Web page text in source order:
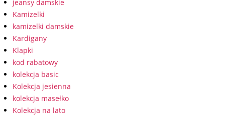
jeansy damskie
Kamizelki
kamizelki damskie
Kardigany
Klapki
kod rabatowy
kolekcja basic
Kolekcja jesienna
kolekcja masełko
Kolekcja na lato